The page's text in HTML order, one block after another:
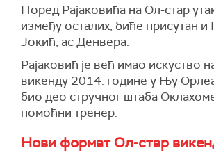
Поред Рајаковића на Ол-стар
између осталих, биће присутан
Јокић, ас Денвера.
Рајаковић је већ имао искуство
викенду 2014. године у Њу
био део стручног штаба
помоћни тренер.
Нови формат Ол-стар